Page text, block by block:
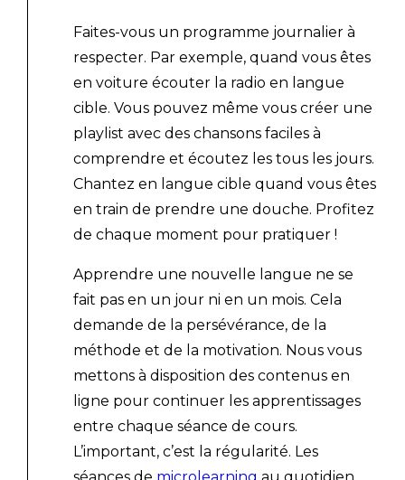
Faites-vous un programme journalier à
respecter. Par exemple, quand vous êtes
en voiture écouter la radio en langue
cible. Vous pouvez même vous créer une
playlist avec des chansons faciles à
comprendre et écoutez les tous les jours.
Chantez en langue cible quand vous êtes
en train de prendre une douche. Profitez
de chaque moment pour pratiquer !
Apprendre une nouvelle langue ne se
fait pas en un jour ni en un mois. Cela
demande de la persévérance, de la
méthode et de la motivation. Nous vous
mettons à disposition des contenus en
ligne pour continuer les apprentissages
entre chaque séance de cours.
L’important, c’est la régularité. Les